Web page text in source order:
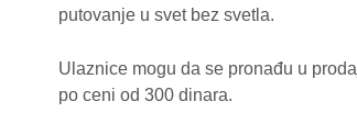
putovanje u svet bez svetla.
Ulaznice mogu da se pronađu u
po ceni od 300 dinara.